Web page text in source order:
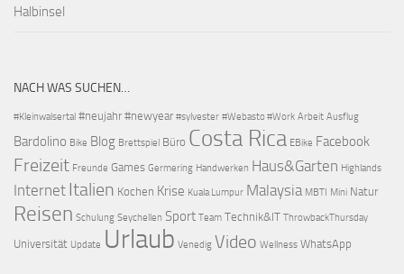
Halbinsel
NACH WAS SUCHEN…
#Kleinwalsertal #neujahr #newyear #sylvester #Webasto #Work Arbeit Ausflug
Bardolino Bike Blog Brettspiel Büro Costa Rica EBike Facebook
Freizeit Freunde Games Germering Handwerken Haus&Garten Highlands
Internet Italien Kochen Krise Kuala Lumpur Malaysia MBTI Mini Natur
Reisen Schulung Seychellen Sport Team Technik&IT ThrowbackThursday
Universität Update Urlaub Venedig Video Wellness WhatsApp